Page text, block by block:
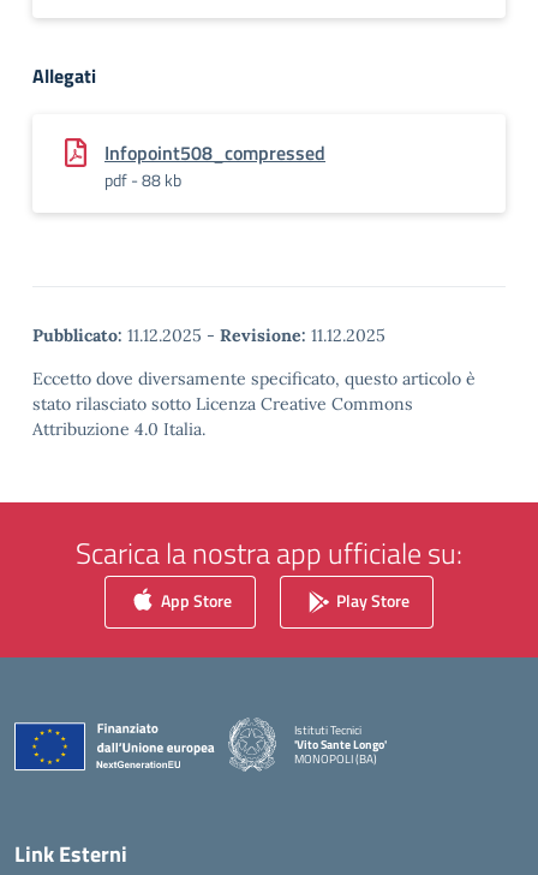
Allegati
Infopoint508_compressed
pdf - 88 kb
Pubblicato: 11.12.2025 - Revisione: 11.12.2025
Eccetto dove diversamente specificato, questo articolo è
stato rilasciato sotto Licenza Creative Commons
Attribuzione 4.0 Italia.
Scarica la nostra app ufficiale su:
App Store Play Store
Istituti Tecnici
'Vito Sante Longo'
MONOPOLI (BA)
Link Esterni